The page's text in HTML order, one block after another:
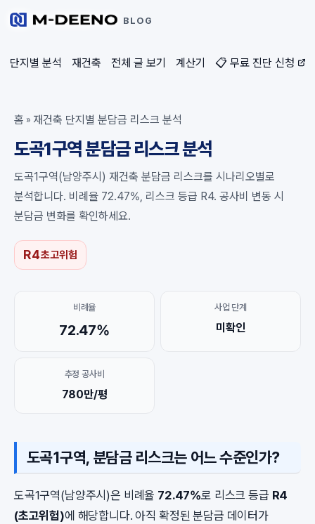
BLOG
단지별 분석 재건축 전체 글 보기 계산기 📋 무료 진단 신청
홈 » 재건축 단지별 분담금 리스크 분석
도곡1구역 분담금 리스크 분석
도곡1구역(남양주시) 재건축 분담금 리스크를 시나리오별로
분석합니다. 비례율 72.47%, 리스크 등급 R4. 공사비 변동 시
분담금 변화를 확인하세요.
R4초고위험
비례율
72.47%
사업 단계
미확인
추정 공사비
780만/평
도곡1구역, 분담금 리스크는 어느 수준인가?
도곡1구역(남양주시)은 비례율 72.47%로 리스크 등급 R4
(초고위험)에 해당합니다. 아직 확정된 분담금 데이터가